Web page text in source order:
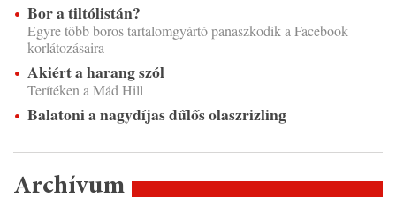
Bor a tiltólistán?
Egyre több boros tartalomgyártó panaszkodik a Facebook
korlátozásaira
Akiért a harang szól
Terítéken a Mád Hill
Balatoni a nagydíjas dűlős olaszrizling
Archívum